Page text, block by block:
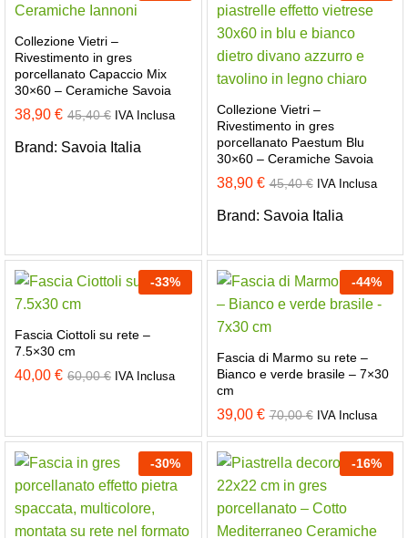
Collezione Vietri –
Rivestimento in gres
porcellanato Capaccio Mix
30×60 – Ceramiche Savoia
38,90 € 45,40€ IVA Inclusa
Brand: Savoia Italia
Collezione Vietri –
Rivestimento in gres
porcellanato Paestum Blu
30×60 – Ceramiche Savoia
38,90 € 45,40€ IVA Inclusa
Brand: Savoia Italia
-33%
Fascia Ciottoli su rete –
7.5×30 cm
40,00 € 60,00€ IVA Inclusa
-44%
Fascia di Marmo su rete –
Bianco e verde brasile – 7×30
cm
39,00 € 70,00€ IVA Inclusa
-30% -16%